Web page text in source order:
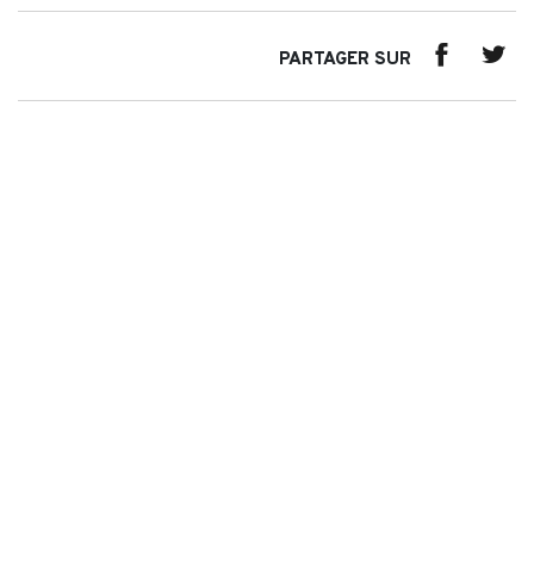
PARTAGER SUR